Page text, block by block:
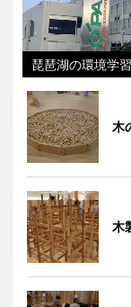
琵琶湖の環境学
木
木